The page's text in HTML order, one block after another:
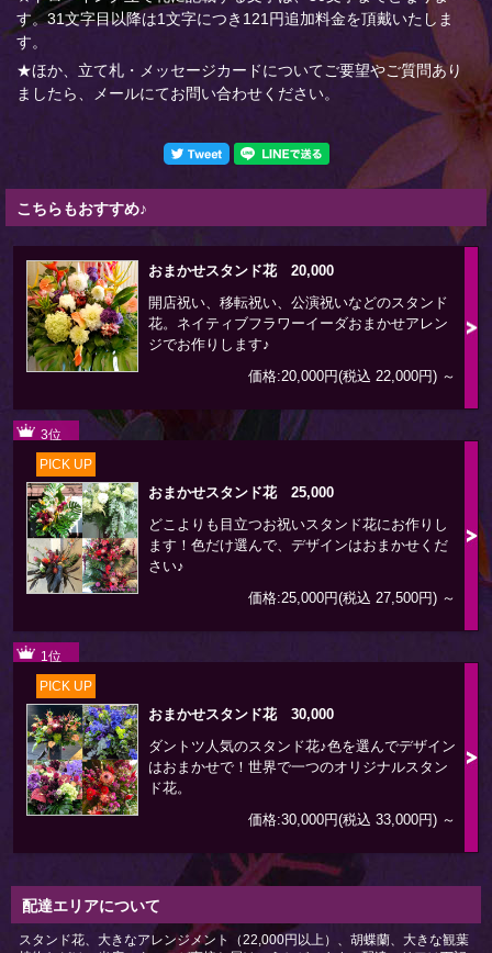
す。31文字目以降は1文字につき121円追加料金を頂戴いたしま
す。
★ほか、立て札・メッセージカードについてご要望やご質問あり
ましたら、メールにてお問い合わせください。
こちらもおすすめ♪
おまかせスタンド花 20,000
開店祝い、移転祝い、公演祝いなどのスタンド
花。ネイティブフラワーイーダおまかせアレン
ジでお作りします♪
価格:20,000円(税込 22,000円) ～
3位
PICK UP
おまかせスタンド花 25,000
どこよりも目立つお祝いスタンド花にお作りし
ます！色だけ選んで、デザインはおまかせくだ
さい♪
価格:25,000円(税込 27,500円) ～
1位
PICK UP
おまかせスタンド花 30,000
ダントツ人気のスタンド花♪色を選んでデザイン
はおまかせで！世界で一つのオリジナルスタン
ド花。
価格:30,000円(税込 33,000円) ～
配達エリアについて
スタンド花、大きなアレンジメント（22,000円以上）、胡蝶蘭、大きな観葉